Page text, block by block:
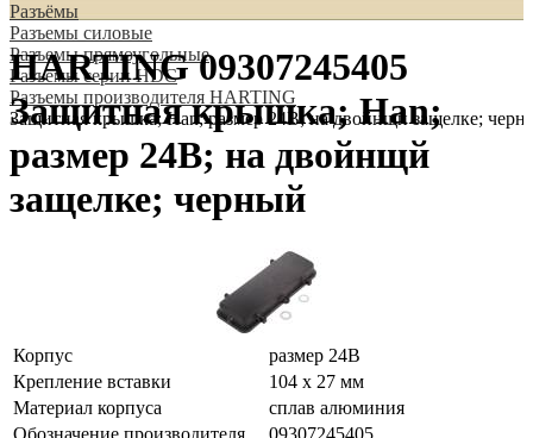
Разъёмы
Разъeмы силовые
Разъeмы прямоугольные
Разъeмы серии HDC
Разъeмы производителя HARTING
Защитная крышка; Han; размер 24В; на двойнщй защелке;
HARTING 09307245405
Защитная крышка; Han;
размер 24В; на двойнщй
защелке; черный
Корпус
размер 24В
Крепление вставки
104 x 27 мм
Материал корпуса
сплав алюминия
Обозначение производителя
09307245405